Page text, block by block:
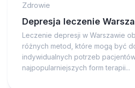
Zdrowie
Depresja leczenie
Leczenie depresji w Warszawie
różnych metod, które mogą być
indywidualnych potrzeb
najpopularniejszych form terapii...